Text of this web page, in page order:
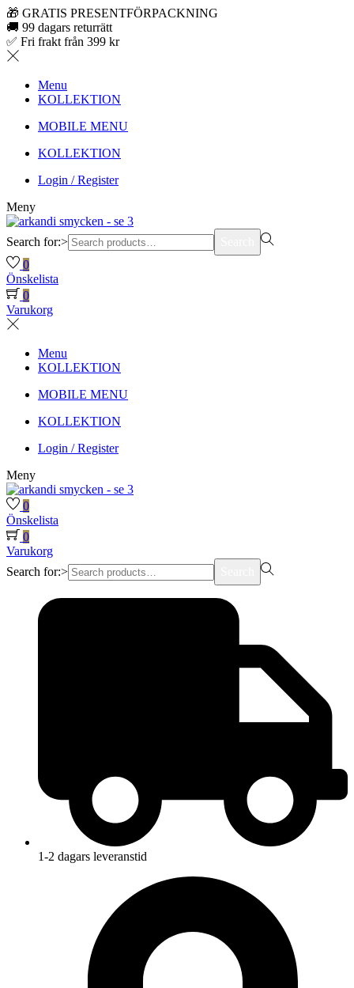
🎁 GRATIS PRESENTFÖRPACKNING
🚚 99 dagars returrätt
✅ Fri frakt från 399 kr
Menu
KOLLEKTION
MOBILE MENU
KOLLEKTION
Login / Register
Meny
Search for:>
0
Önskelista
0
Varukorg
Menu
KOLLEKTION
MOBILE MENU
KOLLEKTION
Login / Register
Meny
0
Önskelista
0
Varukorg
Search for:>
1-2 dagars leveranstid